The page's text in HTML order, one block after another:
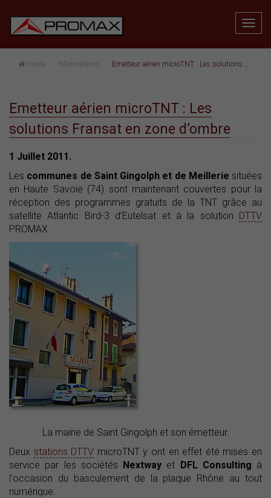
Home Informations Emetteur aérien microTNT : Les solutions Fransat en zone d’ombre
Emetteur aérien microTNT : Les
solutions Fransat en zone d’ombre
1 Juillet 2011.
Les communes de Saint Gingolph et de Meillerie situées
en Haute Savoie (74) sont maintenant couvertes pour la
réception des programmes gratuits de la TNT grâce au
satellite Atlantic Bird-3 d’Eutelsat et à la solution DTTV
PROMAX.
La mairie de Saint Gingolph et son émetteur.
Deux stations DTTV microTNT y ont en effet été mises en
service par les sociétés Nextway et DFL Consulting à
l'occasion du basculement de la plaque Rhône au tout
numérique.